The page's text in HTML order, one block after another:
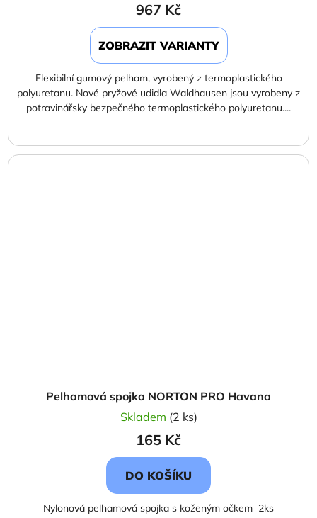
967 Kč
ZOBRAZIT VARIANTY
Flexibilní gumový pelham, vyrobený z termoplastického
polyuretanu. Nové pryžové udidla Waldhausen jsou vyrobeny z
potravinářsky bezpečného termoplastického polyuretanu....
Pelhamová spojka NORTON PRO Havana
Skladem (2 ks)
165 Kč
DO KOŠÍKU
Nylonová pelhamová spojka s koženým očkem 2ks